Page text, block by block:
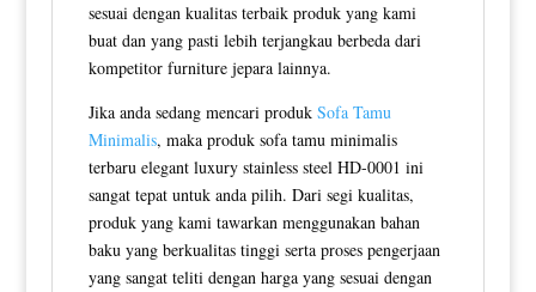
sesuai dengan kualitas terbaik produk yang kami
buat dan yang pasti lebih terjangkau berbeda dari
kompetitor furniture jepara lainnya.
Jika anda sedang mencari produk Sofa Tamu
Minimalis, maka produk sofa tamu minimalis
terbaru elegant luxury stainless steel HD-0001 ini
sangat tepat untuk anda pilih. Dari segi kualitas,
produk yang kami tawarkan menggunakan bahan
baku yang berkualitas tinggi serta proses pengerjaan
yang sangat teliti dengan harga yang sesuai dengan